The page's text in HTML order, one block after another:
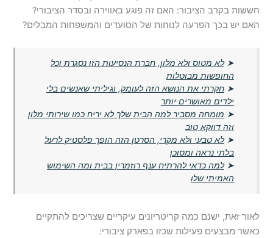
חששות בקרב הציבור: האם זה פוגע באווירה ובסדר הציבורי?
האם יש בכך הפרעה לנוחות של הסועדים והמשפחות המבלים?
➤לא מטוס ולא מלון, חברת הנסיעות הזו נסגרת וכל
החופשות מבוטלות
➤חקרתי את הנושא הזה לעומק, וגיליתי שאנשים בלי
ילדים מאושרים יותר
➤ מומחה מסביר למה הבית שלך לא יריח כמו שירותי מלון
וזה דווקא טוב
➤לא טבעי ולא מקרי, הסרטן הזה הופך פלסטיק לרעל
בלתי נראה ומסוכן
➤למה כדאי להרתיח ענף רוזמרין בבית ומה השימוש
האמיתי שלו
לאור זאת, ישנם כמה קריטריונים עיקריים שצריכים להתקיים
כאשר מבצעים פעילות שכזו בפארק ציבורי: